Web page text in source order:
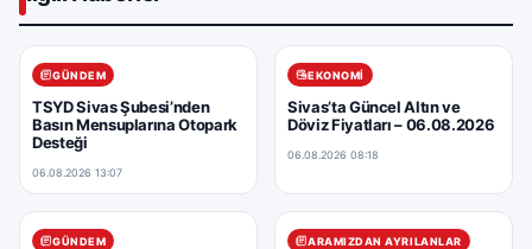
GÜNDEM
TSYD Sivas Şubesi’nden
Basın Mensuplarına Otopark
Desteği
06.08.2026 13:07
EKONOMI
Sivas’ta Güncel Altın ve
Döviz Fiyatları – 06.08.2026
06.08.2026 08:18
GÜNDEM ARAMIZDAN AYRILANLAR